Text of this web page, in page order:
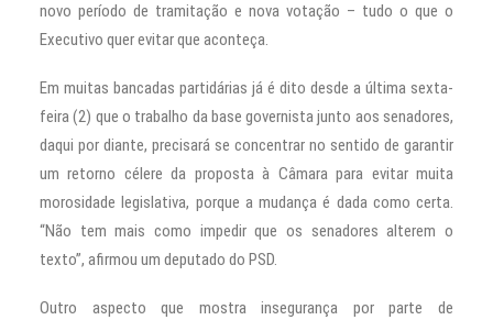
novo período de tramitação e nova votação – tudo o que o
Executivo quer evitar que aconteça.
Em muitas bancadas partidárias já é dito desde a última sexta-
feira (2) que o trabalho da base governista junto aos senadores,
daqui por diante, precisará se concentrar no sentido de garantir
um retorno célere da proposta à Câmara para evitar muita
morosidade legislativa, porque a mudança é dada como certa.
“Não tem mais como impedir que os senadores alterem o
texto”, afirmou um deputado do PSD.
Outro aspecto que mostra insegurança por parte de